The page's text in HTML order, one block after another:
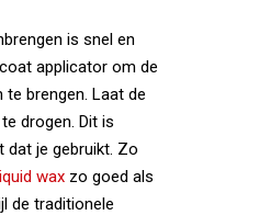
is snel en
applicator om de
te brengen. Laat de
drogen. Dit is
dat je gebruikt. Zo
wax zo goed als
de traditionele